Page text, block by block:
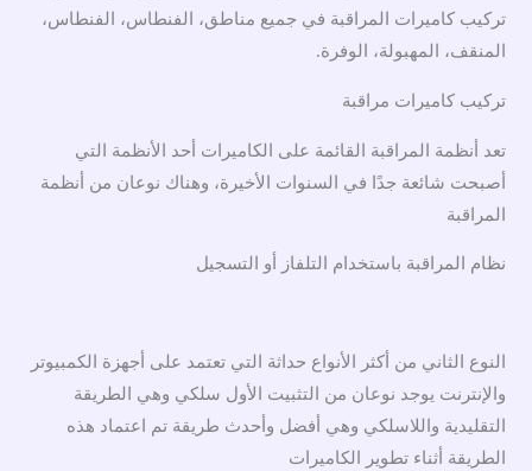
تركيب كاميرات المراقبة في جميع مناطق، الفنطاس، الفنطاس،
المنقف، المهبولة، الوفرة.
تركيب كاميرات مراقبة
تعد أنظمة المراقبة القائمة على الكاميرات أحد الأنظمة التي
أصبحت شائعة جدًا في السنوات الأخيرة، وهناك نوعان من أنظمة
المراقبة
نظام المراقبة باستخدام التلفاز أو التسجيل
النوع الثاني من أكثر الأنواع حداثة التي تعتمد على أجهزة الكمبيوتر
والإنترنت يوجد نوعان من التثبيت الأول سلكي وهي الطريقة
التقليدية واللاسلكي وهي أفضل وأحدث طريقة تم اعتماد هذه
الطريقة أثناء تطوير الكاميرات